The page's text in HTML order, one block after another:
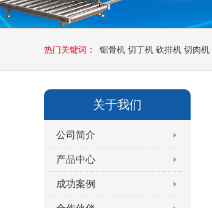
热门关键词： 锯骨机 切丁机 砍排机 切肉机
关于我们
公司简介
产品中心
成功案例